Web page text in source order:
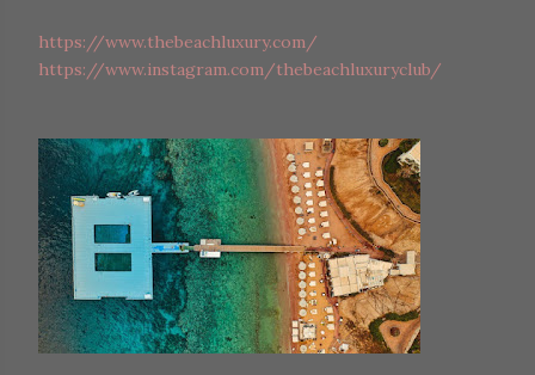
https://www.thebeachluxury.com/
https://www.instagram.com/thebeachluxuryclub/